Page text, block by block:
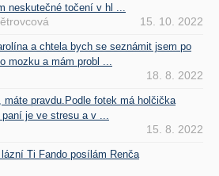
neskutečné točení v hl ...
15. 10. 2022
a chtela bych se seznámit jsem po
mozku a mám probl ...
18. 8. 2022
máte pravdu.Podle fotek má holčička
je ve stresu a v ...
15. 8. 2022
Ti Fando posílám Renča